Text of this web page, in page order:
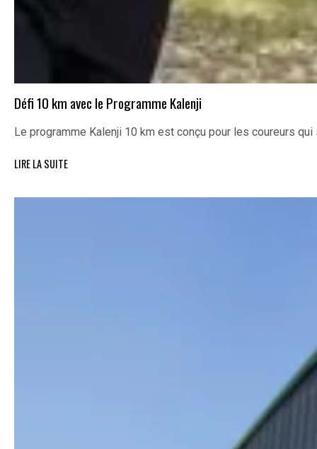
Défi 10 km avec le Programme Kalenji
Le programme Kalenji 10 km est conçu pour les coureurs
LIRE LA SUITE